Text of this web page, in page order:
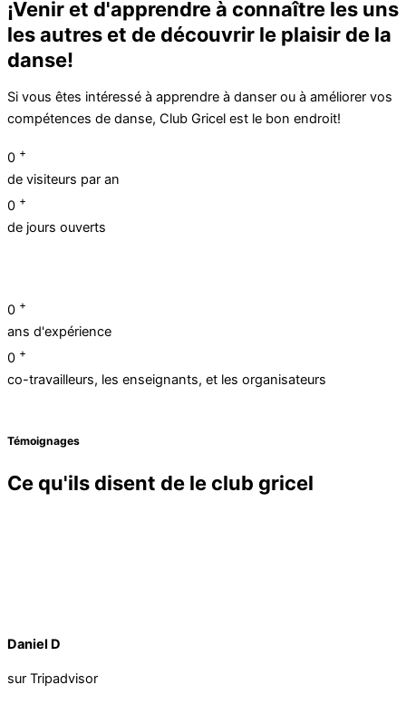
¡Venir et d'apprendre à connaître les uns
les autres et de découvrir le plaisir de la
danse!
Si vous êtes intéressé à apprendre à danser ou à améliorer vos
compétences de danse, Club Gricel est le bon endroit!
0 +
de visiteurs par an
0 +
de jours ouverts
0 +
ans d'expérience
0 +
co-travailleurs, les enseignants, et les organisateurs
Témoignages
Ce qu'ils disent de le club gricel
Daniel D
sur Tripadvisor